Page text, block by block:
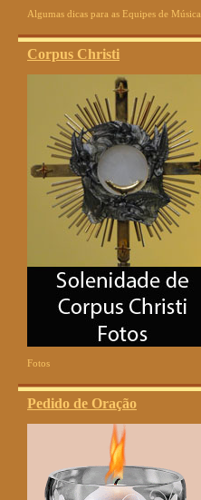
Algumas dicas para as Equipes de Música
Corpus Christi
Fotos
Pedido de Oração